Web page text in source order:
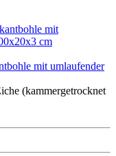
mit umlaufender
(kammergetrocknet